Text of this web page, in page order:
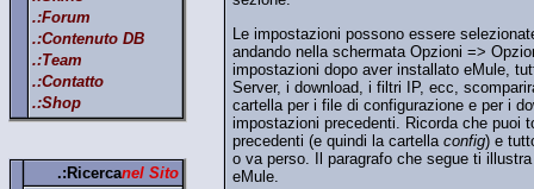
.:Forum
.:Contenuto DB
.:Team
.:Contatto
.:Shop
.:Ricercanel Sito
Le impostazioni possono essere
andando nella schermata Opzioni =>
impostazioni dopo aver installato eMule,
Server, i download, i filtri IP, ecc,
cartella per i file di configurazione e per i
impostazioni precedenti. Ricorda che puoi
precedenti (e quindi la cartella config) e
o va perso. Il paragrafo che segue ti
eMule.